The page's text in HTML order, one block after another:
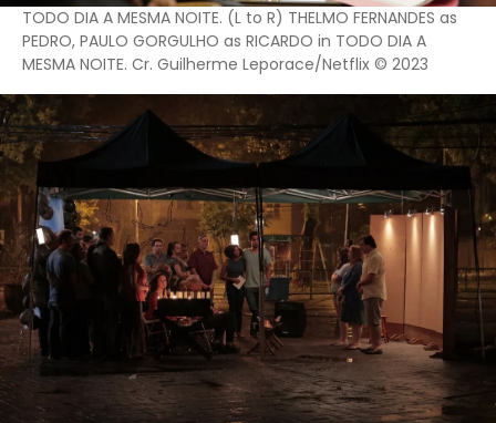
TODO DIA A MESMA NOITE. (L to R) THELMO FERNANDES as
PEDRO, PAULO GORGULHO as RICARDO in TODO DIA A
MESMA NOITE. Cr. Guilherme Leporace/Netflix © 2023